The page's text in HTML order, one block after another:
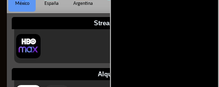
México España Argentina
Streaming
Alquilar